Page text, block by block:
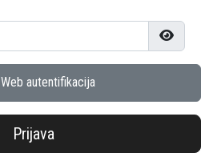
Prikaži
Web autentifikacija
Prijava